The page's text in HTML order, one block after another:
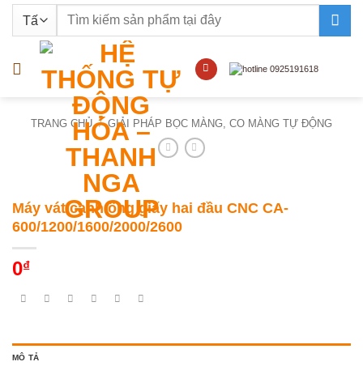
nội
Tìm
TRANG CHỦ / GIẢI PHÁP BỌC MÀNG, CO MÀNG TỰ ĐỘNG
Máy vát cạnh ống giấy hai đầu CNC CA-
600/1200/1600/2000/2600
0₫
MÔ TẢ